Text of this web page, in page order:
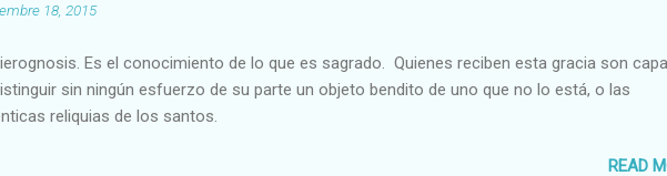
18, 2015
Es el conocimiento de lo que es sagrado. Quienes reciben esta gracia son
sin ningún esfuerzo de su parte un objeto bendito de uno que no lo está, o las
reliquias de los santos.
READ